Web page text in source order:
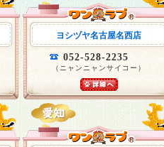
ヨシヅヤ名古屋名西店
052-528-2235
（ニャンニャンサイコー）